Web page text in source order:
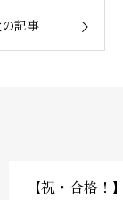
記事
【祝・合格